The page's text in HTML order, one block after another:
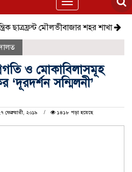
Toggle
navigation
মৌলভীবাজার শহর শাখা কেমন
ও মোকাবিলাসমূহ
‘দূরদর্শন সন্মিলনী’
ফেব্রুয়ারী, ২০১৯
১৪১৮ পড়া হয়েছে